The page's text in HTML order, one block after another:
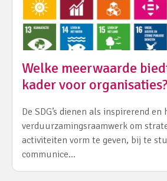
Welke meerwaarde
kader voor organisaties?
De SDG’s dienen als inspirerend en
verduurzamingsraamwerk om
activiteiten vorm te geven, bij te
communice…